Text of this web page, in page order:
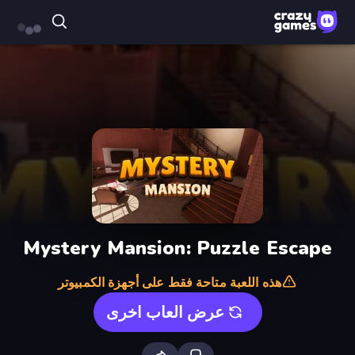
Mystery Mansion: Puzzle Escape
هذه اللعبة متاحة فقط على أجهزة الكمبيوتر
عرض العاب اخرى